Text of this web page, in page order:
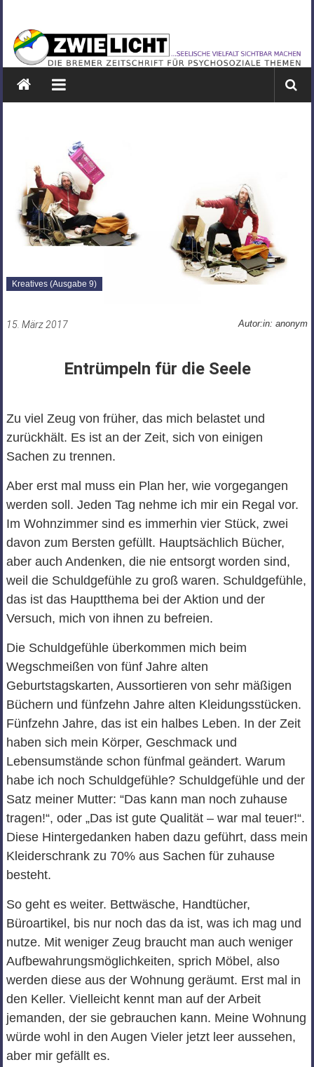
springen
ZWIELICHT
BREMEN
DIE
PSYCHOSOZIALE
THEMEN
Kreatives (Ausgabe 9)
15. März 2017 Autor:in: anonym
Entrümpeln für die Seele
Zu viel Zeug von früher, das mich belastet und
zurückhält. Es ist an der Zeit, sich von einigen
Sachen zu trennen.
Aber erst mal muss ein Plan her, wie vorgegangen
werden soll. Jeden Tag nehme ich mir ein Regal vor.
Im Wohnzimmer sind es immerhin vier Stück, zwei
davon zum Bersten gefüllt. Hauptsächlich Bücher,
aber auch Andenken, die nie entsorgt worden sind,
weil die Schuldgefühle zu groß waren. Schuldgefühle,
das ist das Hauptthema bei der Aktion und der
Versuch, mich von ihnen zu befreien.
Die Schuldgefühle überkommen mich beim
Wegschmeißen von fünf Jahre alten
Geburtstagskarten, Aussortieren von sehr mäßigen
Büchern und fünfzehn Jahre alten Kleidungsstücken.
Fünfzehn Jahre, das ist ein halbes Leben. In der Zeit
haben sich mein Körper, Geschmack und
Lebensumstände schon fünfmal geändert. Warum
habe ich noch Schuldgefühle? Schuldgefühle und der
Satz meiner Mutter: “Das kann man noch zuhause
tragen!“, oder „Das ist gute Qualität – war mal teuer!“.
Diese Hintergedanken haben dazu geführt, dass mein
Kleiderschrank zu 70% aus Sachen für zuhause
besteht.
So geht es weiter. Bettwäsche, Handtücher,
Büroartikel, bis nur noch das da ist, was ich mag und
nutze. Mit weniger Zeug braucht man auch weniger
Aufbewahrungsmöglichkeiten, sprich Möbel, also
werden diese aus der Wohnung geräumt. Erst mal in
den Keller. Vielleicht kennt man auf der Arbeit
jemanden, der sie gebrauchen kann. Meine Wohnung
würde wohl in den Augen Vieler jetzt leer aussehen,
aber mir gefällt es.